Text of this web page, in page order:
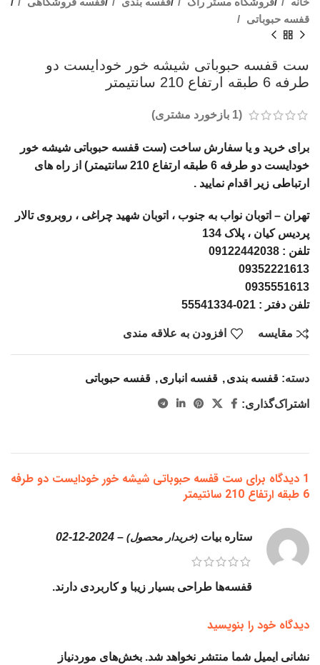
قفسه حبوباتی
ست قفسه حبوباتی شیشه خور خودایست دو
طرفه 6 طبقه ارتفاع 210 سانتیمتر
(
1 بازخورد مشتری)
برای خرید و یا سفارش ساخت (ست قفسه حبوباتی شیشه خور
خودایست دو طرفه 6 طبقه ارتفاع 210 سانتیمتر) از راه های
ارتباطی زیر اقدام نمایید .
تهران – اتوبان نواب به جنوب ، اتوبان شهید چراغی ، روبروی تالار
پردیس کیان ، پلاک 134
تلفن : 09122442038
09352221613
0935551613
تلفن دفتر : 021-55541334
مقايسه افزودن به علاقه مندی
دسته: قفسه بندی, قفسه انباری, قفسه حبوباتی
اشتراک‌گذاری:
1 دیدگاه برای
ست قفسه حبوباتی شیشه خور خودایست دو طرفه
6 طبقه ارتفاع 210 سانتیمتر
ستاره بیات (خریدار محصول) –
2024-12-02
قفسه‌ها طراحی بسیار زیبا و کاربردی دارند.
دیدگاه خود را بنویسید
نشانی ایمیل شما منتشر نخواهد شد. بخش‌های موردنیاز